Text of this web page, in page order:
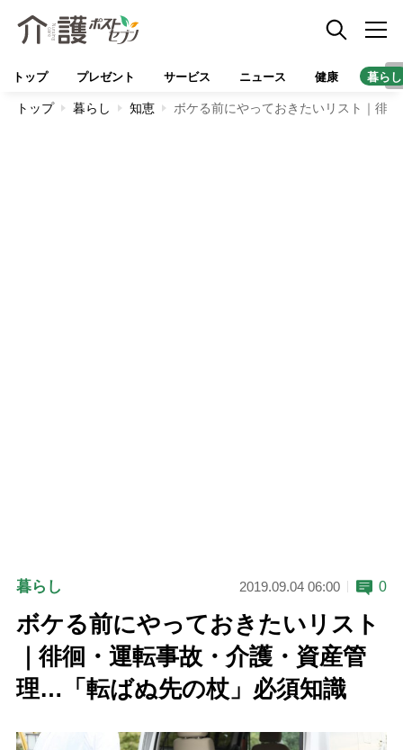
トップ プレゼント サービス ニュース 健康 暮らし
トップ 暮らし 知恵 ボケる前にやっておきたいリスト｜徘
暮らし 2019.09.04 06:00 0
ボケる前にやっておきたいリスト
｜徘徊・運転事故・介護・資産管
理…「転ばぬ先の杖」必須知識